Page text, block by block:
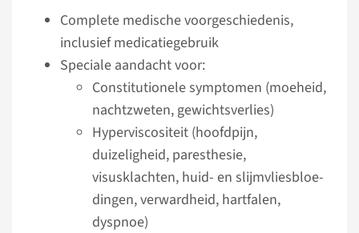
Complete medische voorgeschiedenis,
inclusief medicatiegebruik
Speciale aandacht voor:
Constitutionele symptomen (moeheid,
nachtzweten, gewichtsverlies)
Hyperviscositeit (hoofdpijn,
duizeligheid, paresthesie,
visusklachten, huid- en slijm­vlies­bloe­
dingen, verwardheid, hartfalen,
dyspnoe)